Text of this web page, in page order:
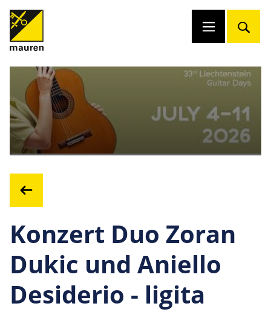
Konzert Duo Zoran
Dukic und Aniello
Desiderio - ligita